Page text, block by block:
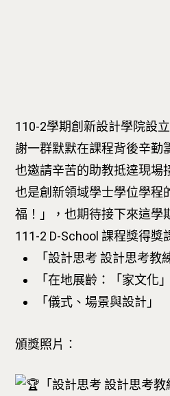
按下Enter開始搜尋，或Esc關閉
110-2學期創新設計學院設
謝一群默默在課程背後辛勤
也邀請辛苦的助教抵達現場
也是創新領域學士學位學程
福！」，也期待接下來這學
111-2 D-School 課程獎得獎
「設計思考 設計思考教
「在地展齡：「家文化
「儀式、場景與設計」
頒獎照片：
「設計思考 設計思考教